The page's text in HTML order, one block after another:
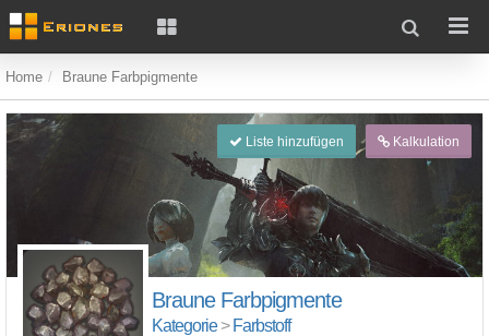
Home Braune Farbpigmente
Liste hinzufügen Kalkulation
Braune Farbpigmente
Kategorie> Farbstoff